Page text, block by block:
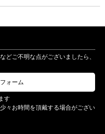
どご不明な点がございましたら、
ォーム
す
々お時間を頂戴する場合がござい